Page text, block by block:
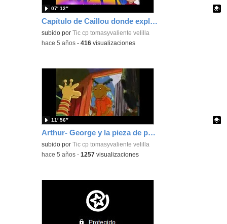
Capítulo de Caillou donde explican como se siente un niño con autismo
Contenido educativo.
subido por Tic cp tomasyvaliente velilla
07′ 12″
-hace 5 años -416 visualizaciones
Arthur- George y la pieza de puzzle perdida
Contenido educativo.
subido por Tic cp tomasyvaliente velilla
11′ 56″
-hace 5 años -1257 visualizaciones